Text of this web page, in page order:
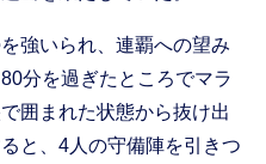
強いられ、連覇への望み
分を過ぎたところでマラ
囲まれた状態から抜け出
と、4人の守備陣を引きつ